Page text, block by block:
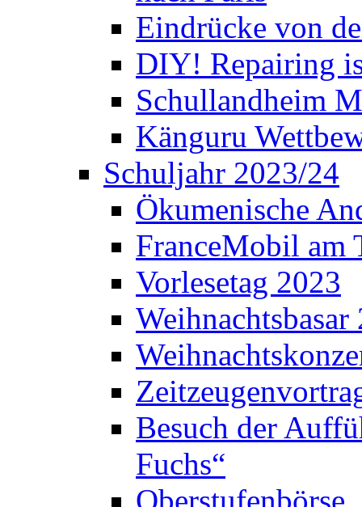
Eindrücke von
DIY! Repairing
Schullandheim
Känguru
Schuljahr 2023/24
Ökumenische
FranceMobil am
Vorlesetag 2023
Weihnachtsbasar
Besuch der
Fuchs“